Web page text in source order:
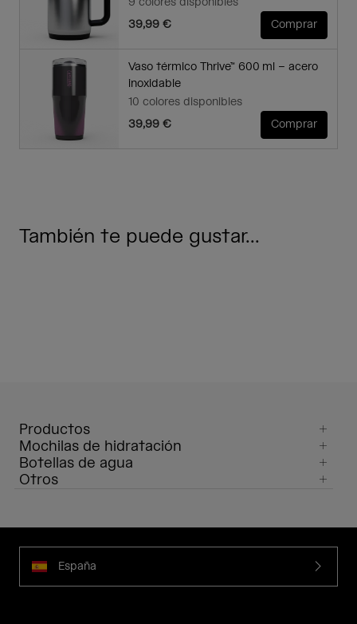
39,99 €
Comprar
Vaso térmico Thrive™ 600 ml – acero
inoxidable
10 colores disponibles
39,99 €
Comprar
También te puede gustar...
Productos
Mochilas de hidratación
Botellas de agua
Otros
España